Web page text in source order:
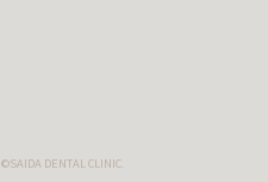
©SAIDA DENTAL CLINIC.